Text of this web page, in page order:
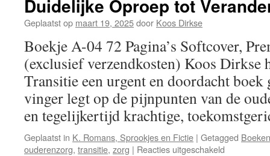
gids
over
soorten,
pijn,
behandelingen
en
herstel
Duidelijke Oproep tot
Geplaatst op maart 19, 2025door Koos Dirkse
Boekje A-04 72 Pagina’s Softcover,
(exclusief verzendkosten) Koos Dirkse
Transitie een urgent en doordacht boek
vinger legt op de pijnpunten van de
en tegelijkertijd krachtige,
Geplaatst in K. Romans, Sprookjes en Fictie | Getagged
ouderenzorg, transitie, zorg | Reacties uitgeschakeld